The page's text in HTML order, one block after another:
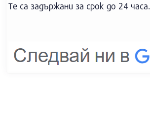
Те са задържани за срок до 24 часа.